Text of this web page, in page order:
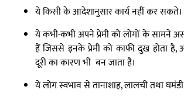
ये किसी के आदेशानुसार कार्य नहीं कर सकते।
ये कभी-कभी अपने प्रेमी को लोगों के सामने
हैं जिससे इनके प्रेमी को काफी दुख होता
दूरी का कारण भी बन जाता है।
ये लोग स्वभाव से तानाशाह, लालची तथा